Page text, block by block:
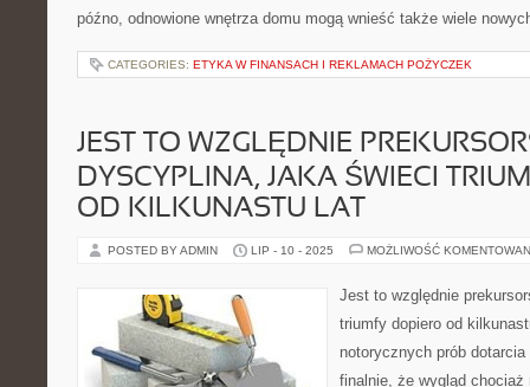
późno, odnowione wnętrza domu mogą wnieść także wiele
CATEGORIES: ETYKA W FINANSACH I REKLAMACH POŻYCZEK
JEST TO WZGLĘDNIE
DYSCYPLINA, JAKA ŚWIECI
OD KILKUNASTU LAT
POSTED BY ADMIN LIP - 10 - 2025 MOŻLIWOŚĆ
Jest to względnie
triumfy dopiero od
notorycznych prób
finalnie, że wygląd